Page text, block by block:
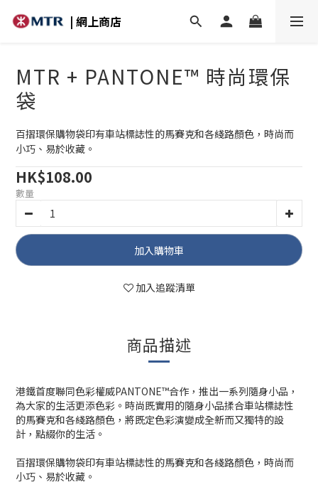
| 網上商店
MTR + PANTONE™ 時尚環保
袋
百摺環保購物袋印有車站標誌性的馬賽克和各綫路顏色，時尚而
小巧、易於收藏。
HK$108.00
數量
加入購物車
加入追蹤清單
商品描述
港鐵首度聯同色彩權威PANTONE™合作，推出一系列隨身小品，
為大家的生活更添色彩。時尚既實用的隨身小品揉合車站標誌性
的馬賽克和各綫路顏色，將既定色彩演變成全新而又獨特的設
計，點綴你的生活。
百摺環保購物袋印有車站標誌性的馬賽克和各綫路顏色，時尚而
小巧、易於收藏。